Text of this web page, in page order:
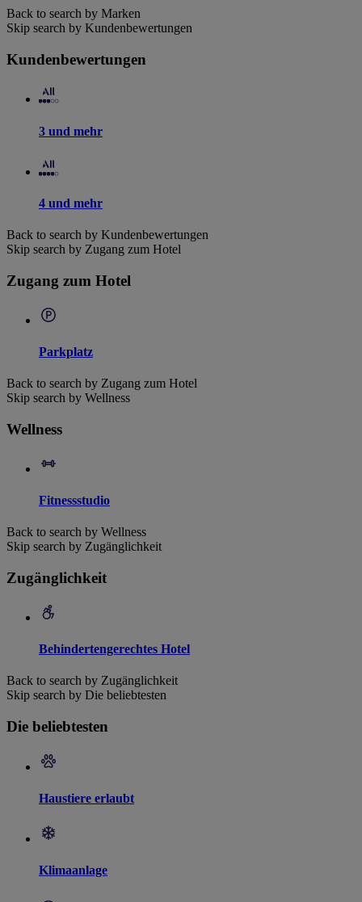
Back to search by Marken
Skip search by Kundenbewertungen
Kundenbewertungen
3 und mehr
4 und mehr
Back to search by Kundenbewertungen
Skip search by Zugang zum Hotel
Zugang zum Hotel
Parkplatz
Back to search by Zugang zum Hotel
Skip search by Wellness
Wellness
Fitnessstudio
Back to search by Wellness
Skip search by Zugänglichkeit
Zugänglichkeit
Behindertengerechtes Hotel
Back to search by Zugänglichkeit
Skip search by Die beliebtesten
Die beliebtesten
Haustiere erlaubt
Klimaanlage